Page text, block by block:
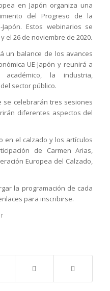
en Japón organiza una
del Progreso de la
Japón. Estos webinarios se
el 26 de noviembre de 2020.
un balance de los avances
UE-Japón y reunirá a
la industria,
sector público.
se celebrarán tres sesiones
diferentes aspectos del
en el calzado y los artículos
de Carmen Arias,
Europea del Calzado,
la programación de cada
para inscribirse.